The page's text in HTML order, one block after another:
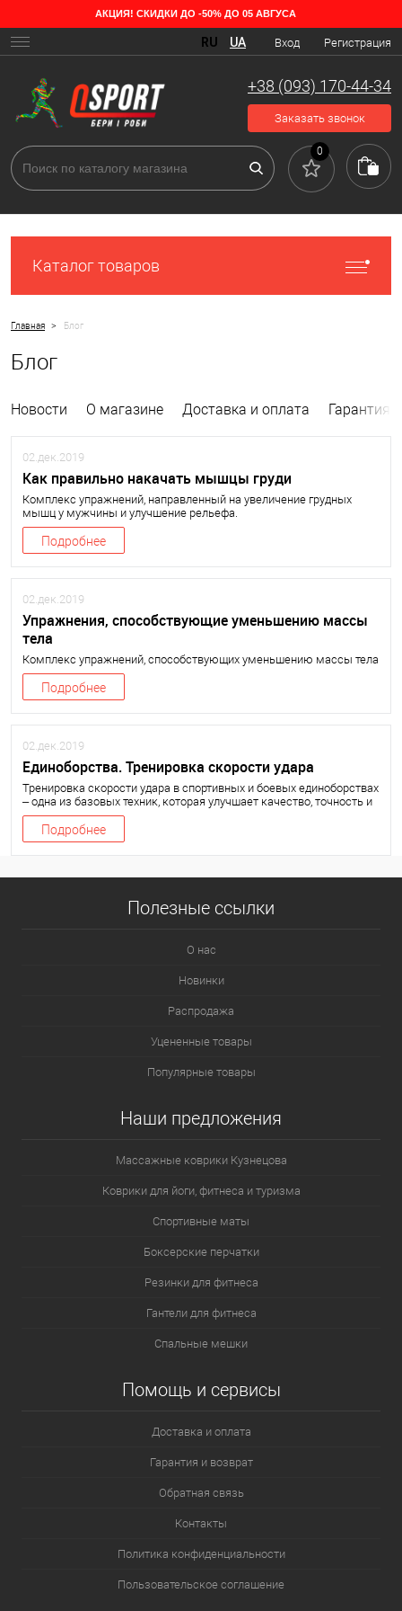
АКЦИЯ! СКИДКИ ДО -50% ДО 05 АВГУСА
Вход Регистрация
RU UA
+38 (093) 170-44-34
Заказать звонок
0
Каталог товаров
Главная > Блог
Блог
Новости О магазине Доставка и оплата Гарантия
02.дек.2019
Как правильно накачать мышцы груди
Комплекс упражнений, направленный на увеличение грудных
мышц у мужчины и улучшение рельефа.
Подробнее
02.дек.2019
Упражнения, способствующие уменьшению массы
тела
Комплекс упражнений, способствующих уменьшению массы тела
Подробнее
02.дек.2019
Единоборства. Тренировка скорости удара
Тренировка скорости удара в спортивных и боевых единоборствах
– одна из базовых техник, которая улучшает качество, точность и
силу ударного движения. Без хорошей скорости невозможен
«нокаутирующий» удар, и при силовой отработке ударных техник
скорость принципиально важна в доведении удара до
автоматизма.
Подробнее
Полезные ссылки
О нас
Новинки
Распродажа
Уцененные товары
Популярные товары
Наши предложения
Массажные коврики Кузнецова
Коврики для йоги, фитнеса и туризма
Спортивные маты
Боксерские перчатки
Резинки для фитнеса
Гантели для фитнеса
Спальные мешки
Помощь и сервисы
Доставка и оплата
Гарантия и возврат
Обратная связь
Контакты
Политика конфиденциальности
Пользовательское соглашение